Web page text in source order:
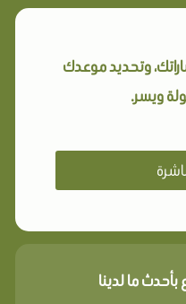
وتحديد موعدك
ويسر.
ما لدينا